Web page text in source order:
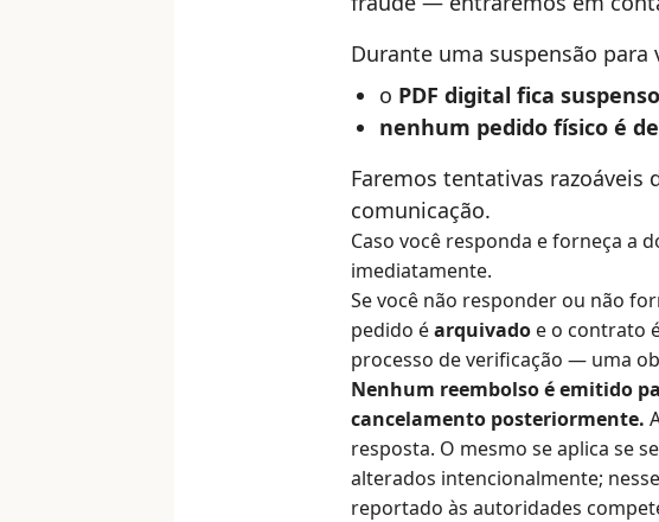
Durante uma suspensão para
o PDF digital fica suspenso
nenhum pedido físico é
Faremos tentativas razoáveis
comunicação.
Caso você responda e forneça a
imediatamente.
Se você não responder ou não
pedido éarquivado e o contrato
processo de verificação — uma
Nenhum reembolso é emitido
cancelamento posteriormente.
resposta. O mesmo se aplica se
alterados intencionalmente;
reportado às autoridades